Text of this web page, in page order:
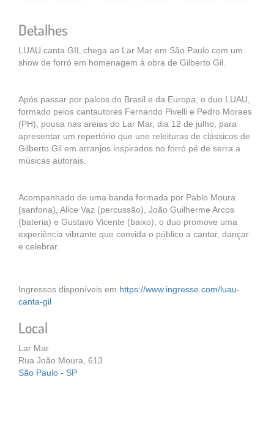
Detalhes
LUAU canta GIL chega ao Lar Mar em São Paulo com um
show de forró em homenagem à obra de Gilberto Gil.
Após passar por palcos do Brasil e da Europa, o duo LUAU,
formado pelos cantautores Fernando Pivelli e Pedro Moraes
(PH), pousa nas areias do Lar Mar, dia 12 de julho, para
apresentar um repertório que une releituras de clássicos de
Gilberto Gil em arranjos inspirados no forró pé de serra a
músicas autorais.
Acompanhado de uma banda formada por Pablo Moura
(sanfona), Alice Vaz (percussão), João Guilherme Arcos
(bateria) e Gustavo Vicente (baixo), o duo promove uma
experiência vibrante que convida o público a cantar, dançar
e celebrar.
Ingressos disponíveis em https://www.ingresse.com/luau-
canta-gil
Local
Lar Mar
Rua João Moura, 613
São Paulo - SP